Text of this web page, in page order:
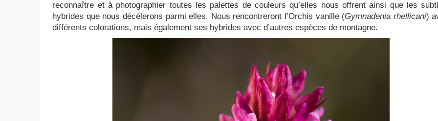
reconnaître et à photographier toutes les palettes de couleurs qu’elles nous offrent ainsi que les
hybrides que nous décèlerons parmi elles. Nous rencontreront l’Orchis vanille (Gymnadenia rhellicani)
différents colorations, mais également ses hybrides avec d’autres espèces de montagne.